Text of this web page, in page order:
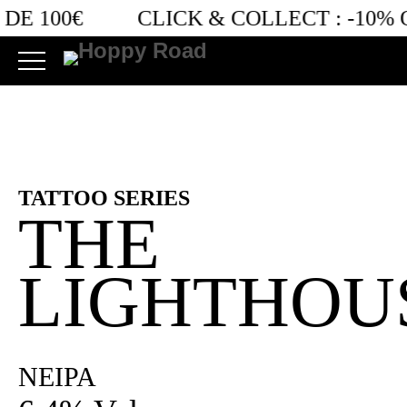
100€ CLICK & COLLECT : -10%
Retro bières
TATTOO SERIES
THE
NEIPA